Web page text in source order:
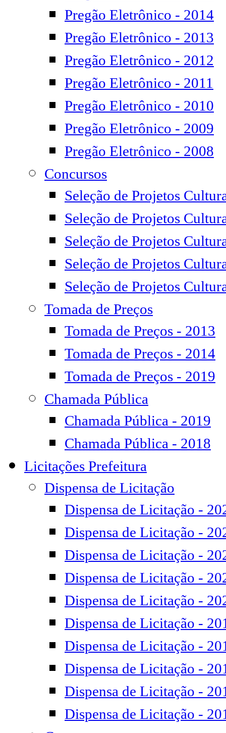
Pregão Eletrônico - 2014
Pregão Eletrônico - 2013
Pregão Eletrônico - 2012
Pregão Eletrônico - 2011
Pregão Eletrônico - 2010
Pregão Eletrônico - 2009
Pregão Eletrônico - 2008
Concursos
Seleção de Projetos
Seleção de Projetos
Seleção de Projetos
Seleção de Projetos
Seleção de Projetos
Tomada de Preços
Tomada de Preços - 2013
Tomada de Preços - 2014
Tomada de Preços - 2019
Chamada Pública
Chamada Pública - 2019
Chamada Pública - 2018
Licitações Prefeitura
Dispensa de Licitação
Dispensa de Licitação -
Dispensa de Licitação -
Dispensa de Licitação -
Dispensa de Licitação -
Dispensa de Licitação -
Dispensa de Licitação -
Dispensa de Licitação -
Dispensa de Licitação -
Dispensa de Licitação -
Dispensa de Licitação -